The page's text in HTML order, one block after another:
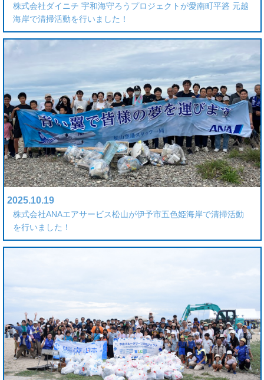
株式会社ダイニチ 宇和海守ろうプロジェクトが愛南町平碆 元越
海岸で清掃活動を行いました！
2025.10.19
株式会社ANAエアサービス松山が伊予市五色姫海岸で清掃活動
を行いました！